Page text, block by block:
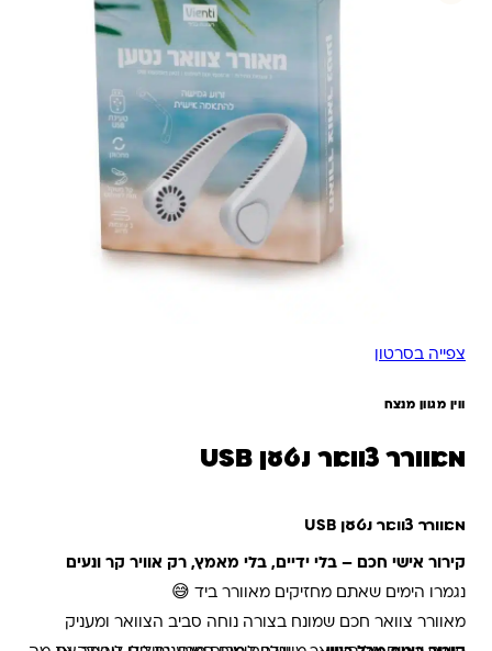
צפייה בסרטון
ווין מגוון מנצח
מאוורר צוואר נטען USB
מאוורר צוואר נטען USB
קירור אישי חכם – בלי ידיים, בלי מאמץ, רק אוויר קר ונעים
נגמרו הימים שאתם מחזיקים מאוורר ביד 😅
מאוורר צוואר חכם שמונח בצורה נוחה סביב הצוואר ומעניק